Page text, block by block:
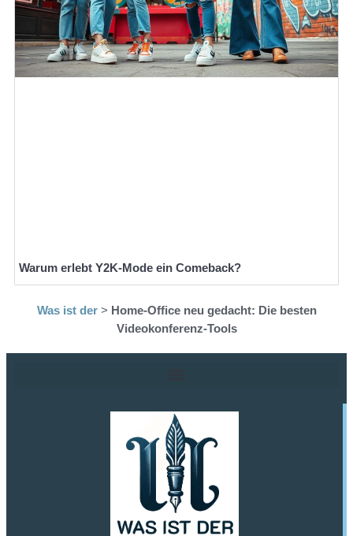
Warum erlebt Y2K-Mode ein Comeback?
Was ist der> Home-Office neu gedacht: Die besten
Videokonferenz-Tools